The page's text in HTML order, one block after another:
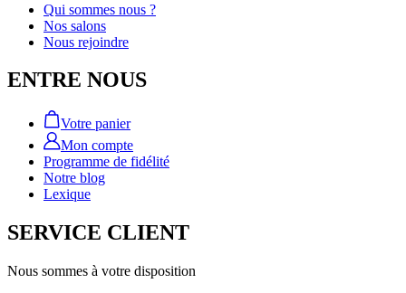
Qui sommes nous ?
Nos salons
Nous rejoindre
ENTRE NOUS
Votre panier
Mon compte
Programme de fidélité
Notre blog
Lexique
SERVICE CLIENT
Nous sommes à votre disposition